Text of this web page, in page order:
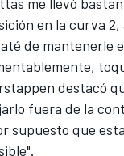
me llevó
en la curva
de mantenerle
destacó
fuera de la
supuesto que